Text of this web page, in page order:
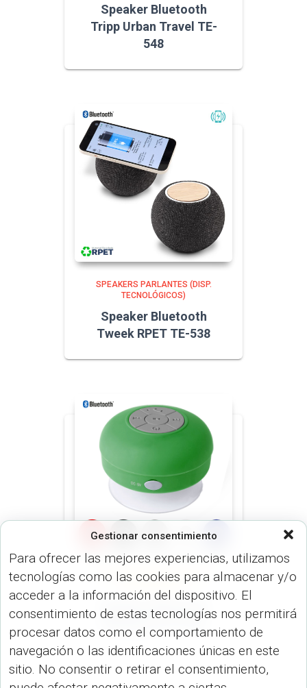
Gestionar consentimiento
Para ofrecer las mejores experiencias, utilizamos
tecnologías como las cookies para almacenar y/o
acceder a la información del dispositivo. El
consentimiento de estas tecnologías nos permitirá
procesar datos como el comportamiento de
navegación o las identificaciones únicas en este
sitio. No consentir o retirar el consentimiento,
Speaker Bluetooth
Tripp Urban Travel TE-
548
SPEAKERS PARLANTES (DISP.
TECNOLÓGICOS)
Speaker Bluetooth
Tweek RPET TE-538
SPEAKERS PARLANTES (DISP.
TECNOLÓGICOS)
Speaker Bluetooth
Waterproof TE-36